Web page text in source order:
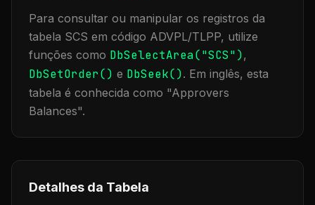
Para consultar ou manipular os registros da
tabela SCS em código ADVPL/TLPP, utilize
funções como DbSelectArea("SCS"),
DbSetOrder() e DbSeek(). Em inglês, esta
tabela é conhecida como "Approvers
Balances".
Detalhes da Tabela